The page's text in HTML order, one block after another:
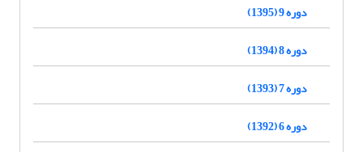
دوره 9 (1395)
دوره 8 (1394)
دوره 7 (1393)
دوره 6 (1392)